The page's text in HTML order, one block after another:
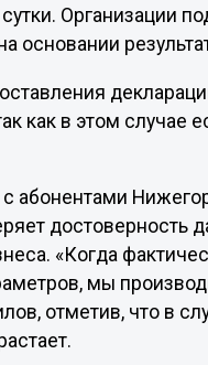
Организации
основании
как в этом случае
абонентами
достоверность
«Когда
мы
отметив, что в